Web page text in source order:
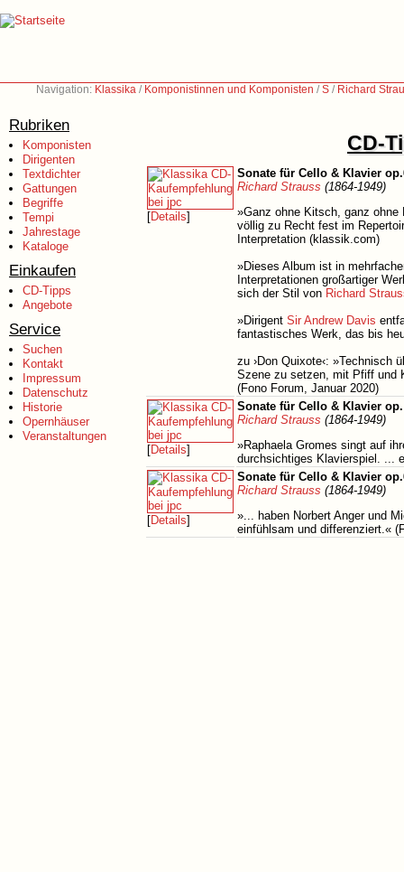
Navigation: Klassika / Komponistinnen und Komponisten /S / Richard
Rubriken
Komponisten
Dirigenten
Textdichter
Gattungen
Begriffe
Tempi
Jahrestage
Kataloge
Einkaufen
CD-Tipps
Angebote
Service
Suchen
Kontakt
Impressum
Datenschutz
Historie
Opernhäuser
Veranstaltungen
CD-
[Details]
Sonate für Cello & Klavier
Richard Strauss (1864-1949)
»Ganz ohne Kitsch, ganz
völlig zu Recht fest im
Interpretation (klassik.com)
»Dieses Album ist in
Interpretationen großartiger
sich der Stil von Richard
»Dirigent Sir Andrew Davis
fantastisches Werk, das bis
zu ›Don Quixote‹: »Technisch
Szene zu setzen, mit Pfiff und
(Fono Forum, Januar 2020)
[Details]
Sonate für Cello & Klavier
Richard Strauss (1864-1949)
»Raphaela Gromes singt auf
durchsichtiges Klavierspiel. ...
[Details]
Sonate für Cello & Klavier
Richard Strauss (1864-1949)
»... haben Norbert Anger und
einfühlsam und differenziert.«